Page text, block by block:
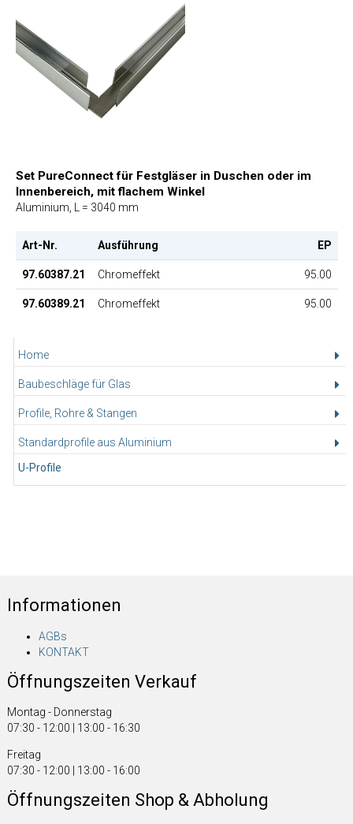
Home
Baubeschläge für Glas
Profile, Rohre & Stangen
Standardprofile aus Aluminium
U-Profile
Set PureConnect für Festgläser in Duschen oder im
Innenbereich, mit flachem Winkel
Aluminium, L = 3040 mm
Art-Nr. Ausführung EP
97.60387.21 Chromeffekt 95.00
97.60389.21 Chromeffekt 95.00
Informationen
AGBs
KONTAKT
Öffnungszeiten Verkauf
Montag - Donnerstag
07:30 - 12:00 | 13:00 - 16:30
Freitag
07:30 - 12:00 | 13:00 - 16:00
Öffnungszeiten Shop & Abholung